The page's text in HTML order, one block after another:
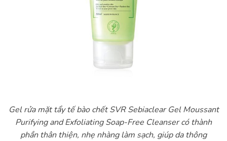
Gel rửa mặt tẩy tế bào chết SVR Sebiaclear Gel Moussant
Purifying and Exfoliating Soap-Free Cleanser có thành
phần thân thiện, nhẹ nhàng làm sạch, giúp da thông